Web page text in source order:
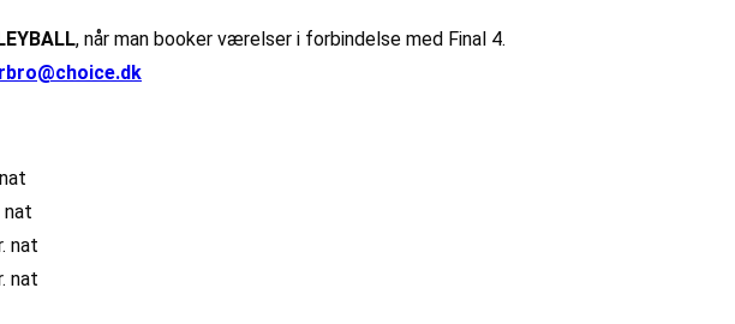
, når man booker værelser i forbindelse med Final 4.
nat
nat